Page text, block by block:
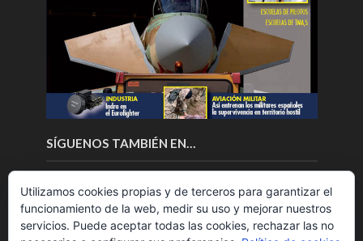
SÍGUENOS TAMBIÉN EN…
Utilizamos cookies propias y de terceros para garantizar el
funcionamiento de la web, medir su uso y mejorar nuestros
servicios. Puede aceptar todas las cookies, rechazar las no